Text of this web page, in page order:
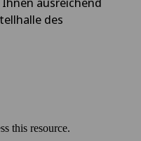
des